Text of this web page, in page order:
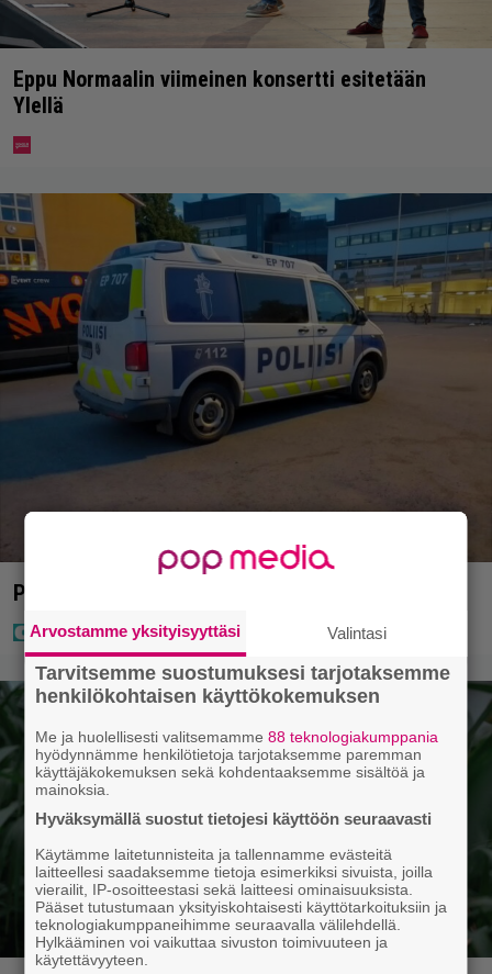
Eppu Normaalin viimeinen konsertti esitetään
Ylellä
Poliisi teki surullisen löydön Lohjalla
Arvostamme yksityisyyttäsi Valintasi
Tarvitsemme suostumuksesi tarjotaksemme
henkilökohtaisen käyttökokemuksen
Me ja huolellisesti valitsemamme88 teknologiakumppania
hyödynnämme henkilötietoja tarjotaksemme paremman
käyttäjäkokemuksen sekä kohdentaaksemme sisältöä ja
mainoksia.
Hyväksymällä suostut tietojesi käyttöön seuraavasti
Käytämme laitetunnisteita ja tallennamme evästeitä
laitteellesi saadaksemme tietoja esimerkiksi sivuista, joilla
vierailit, IP-osoitteestasi sekä laitteesi ominaisuuksista.
Pääset tutustumaan yksityiskohtaisesti käyttötarkoituksiin ja
teknologiakumppaneihimme seuraavalla välilehdellä.
Hylkääminen voi vaikuttaa sivuston toimivuuteen ja
käytettävyyteen.